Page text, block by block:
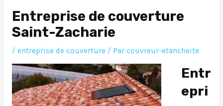
Entreprise de couverture
Saint-Zacharie
/ entreprise de couverture/ Par couvreur-etancheite
Entr
epri